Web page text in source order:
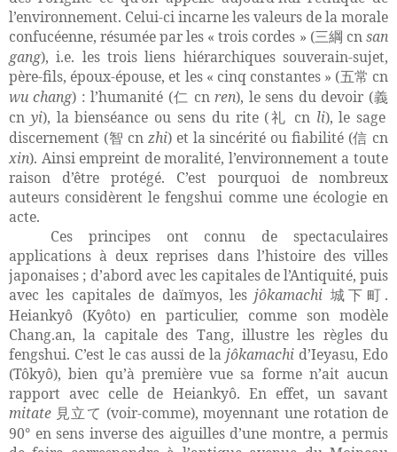
l’environnement. Celui-ci incarne les valeurs de la morale
confucéenne, résumée par les « trois cordes » (三綱 cnsan
gang), i.e. les trois liens hiérarchiques souverain-sujet,
père-fils, époux-épouse, et les « cinq constantes » (五常 cn
wu chang) : l’humanité (仁 cnren), le sens du devoir (義
cn yi), la bienséance ou sens du rite (礼 cn li), le sage
discernement (智 cn zhi) et la sincérité ou fiabilité (信 cn
xin). Ainsi empreint de moralité, l’environnement a toute
raison d’être protégé. C’est pourquoi de nombreux
auteurs considèrent le fengshui comme une écologie en
acte.
Ces principes ont connu de spectaculaires
applications à deux reprises dans l’histoire des villes
japonaises ; d’abord avec les capitales de l’Antiquité, puis
avec les capitales de daïmyos, lesjôkamachi 城下町 .
Heiankyô (Kyôto) en particulier, comme son modèle
Chang.an, la capitale des Tang, illustre les règles du
fengshui. C’est le cas aussi de la jôkamachi d’Ieyasu, Edo
(Tôkyô), bien qu’à première vue sa forme n’ait aucun
rapport avec celle de Heiankyô. En effet, un savant
mitate 見立て (voir-comme), moyennant une rotation de
90° en sens inverse des aiguilles d’une montre, a permis